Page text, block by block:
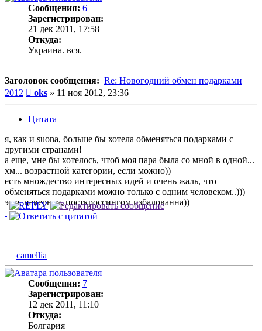
Сообщения: 6
Зарегистрирован:
21 дек 2011, 17:58
Откуда:
Украина. вся.
Заголовок сообщения: Re: Новогодний обмен подарками
2012
Сообщение
oks » 11 ноя 2012, 23:36
Цитата
я, как и suona, больше бы хотела обменяться подарками с
другими странами!
а еще, мне бы хотелось, чтоб моя пара была со мной в одной...
хм... возрастной категории, если можно))
есть множдество интересных идей и очень жаль, что
обменяться подарками можно только с одним человеком..)))
эт я, наверное, посткроссингом избалованна))
camellia
Сообщения: 7
Зарегистрирован:
12 дек 2011, 11:10
Откуда:
Болгария